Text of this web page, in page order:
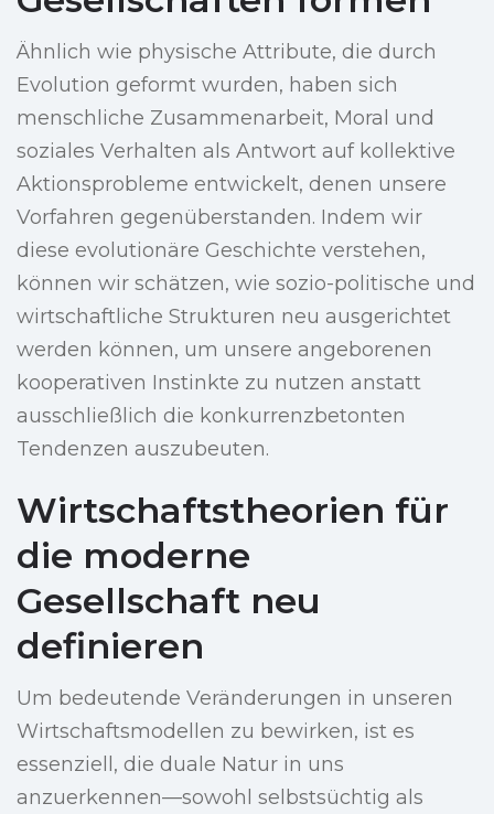
Ähnlich wie physische Attribute, die durch
Evolution geformt wurden, haben sich
menschliche Zusammenarbeit, Moral und
soziales Verhalten als Antwort auf kollektive
Aktionsprobleme entwickelt, denen unsere
Vorfahren gegenüberstanden. Indem wir
diese evolutionäre Geschichte verstehen,
können wir schätzen, wie sozio-politische und
wirtschaftliche Strukturen neu ausgerichtet
werden können, um unsere angeborenen
kooperativen Instinkte zu nutzen anstatt
ausschließlich die konkurrenzbetonten
Tendenzen auszubeuten.
Wirtschaftstheorien für
die moderne
Gesellschaft neu
definieren
Um bedeutende Veränderungen in unseren
Wirtschaftsmodellen zu bewirken, ist es
essenziell, die duale Natur in uns
anzuerkennen—sowohl selbstsüchtig als